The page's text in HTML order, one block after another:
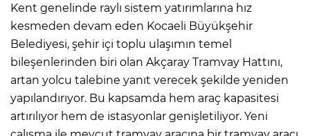
Kent genelinde raylı sistem yatırımlarına hız
kesmeden devam eden Kocaeli Büyükşehir
Belediyesi, şehir içi toplu ulaşımın temel
bileşenlerinden biri olan Akçaray Tramvay Hattını,
artan yolcu talebine yanıt verecek şekilde yeniden
yapılandırıyor. Bu kapsamda hem araç kapasitesi
artırılıyor hem de istasyonlar genişletiliyor. Yeni